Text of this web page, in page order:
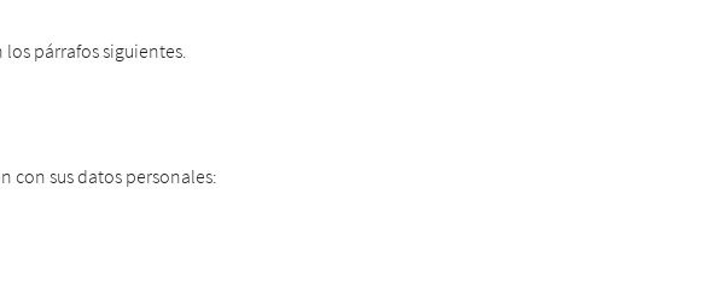
párrafos siguientes.
con sus datos personales: